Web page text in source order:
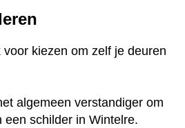
kiezen om zelf je deuren
algemeen verstandiger om
een schilder in Wintelre.